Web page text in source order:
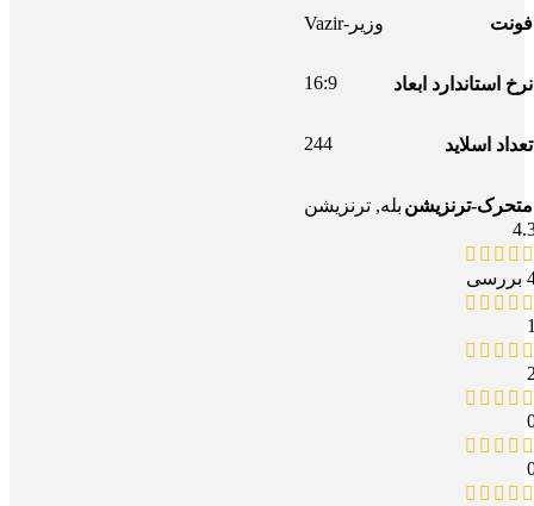
فونت وزیر-Vazir
نرخ استاندارد ابعاد 16:9
تعداد اسلاید 244
متحرک-ترنزیشن بله, ترنزیشن